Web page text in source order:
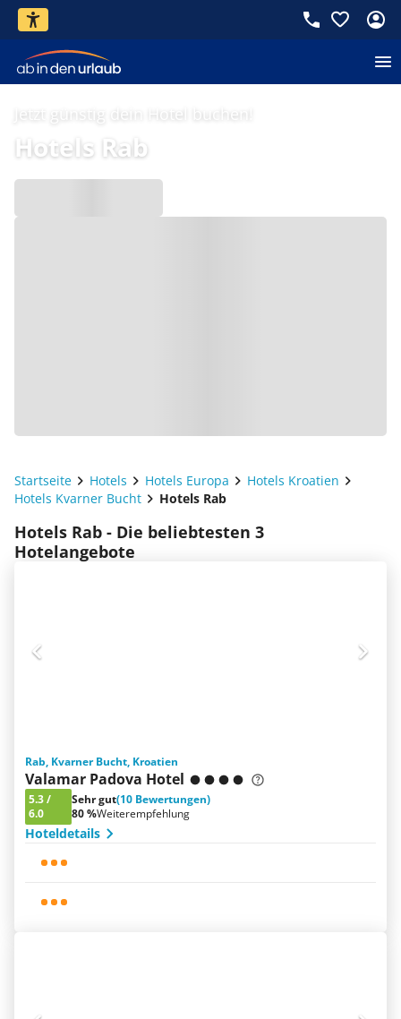
Jetzt günstig dein Hotel buchen!
Hotels Rab
Startseite Hotels Hotels Europa
Hotels Kroatien
Hotels Kvarner Bucht
Hotels Rab
Hotels Rab - Die beliebtesten 3
Hotelangebote
Rab, Kvarner Bucht, Kroatien
Valamar Padova Hotel
5.3/
6.0
Sehr gut(10 Bewertungen)
80 %Weiterempfehlung
Hoteldetails